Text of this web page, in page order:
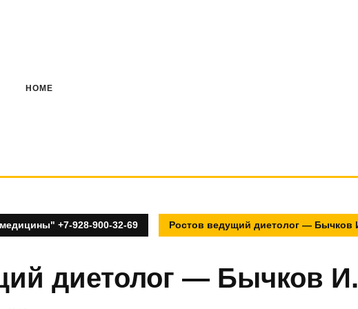
HOME
+7-928-900-32-69 Ростов ведущий диетолог — Бычков
диетолог — Бычков